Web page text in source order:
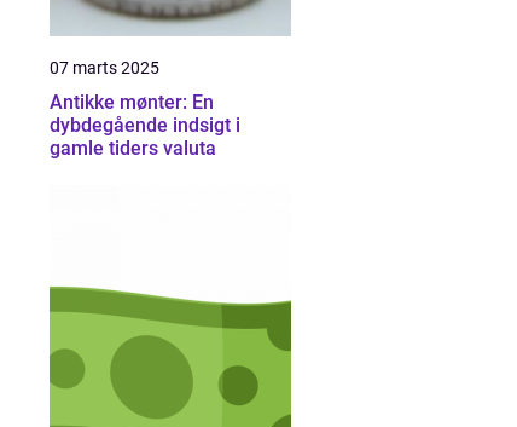
07 marts 2025
Antikke mønter: En
dybdegående indsigt i
gamle tiders valuta